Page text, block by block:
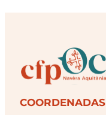
COORDENADAS